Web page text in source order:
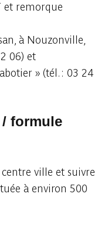
et remorque
à Nouzonville,
06) et
» (tél. : 03 24
formule
ville et suivre
à environ 500